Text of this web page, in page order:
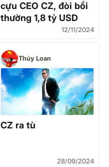
cựu CEO CZ, đòi bồi
thường 1,8 tỷ USD
12/11/2024
Thúy Loan
CZ ra tù
28/09/2024